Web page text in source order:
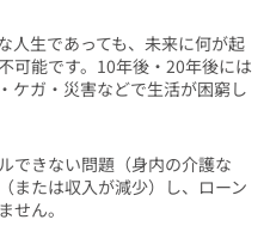
人生であっても、未来に何が起
可能です。10年後・20年後には
ケガ・災害などで生活が困窮し
できない問題（身内の介護な
または収入が減少）し、ローン
せん。